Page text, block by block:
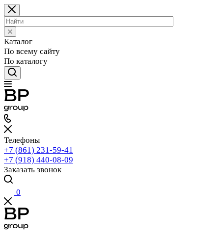
Каталог
По всему сайту
По каталогу
Телефоны
+7 (861) 231-59-41
+7 (918) 440-08-09
Заказать звонок
0